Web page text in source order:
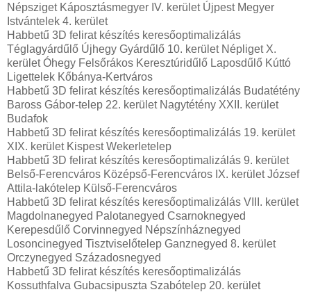
Népsziget Káposztásmegyer IV. kerület Újpest Megyer
Istvántelek 4. kerület
Habbetű 3D felirat készítés keresőoptimalizálás
Téglagyárdűlő Újhegy Gyárdűlő 10. kerület Népliget X.
kerület Óhegy Felsőrákos Keresztúridűlő Laposdűlő Kúttó
Ligettelek Kőbánya-Kertváros
Habbetű 3D felirat készítés keresőoptimalizálás Budatétény
Baross Gábor-telep 22. kerület Nagytétény XXII. kerület
Budafok
Habbetű 3D felirat készítés keresőoptimalizálás 19. kerület
XIX. kerület Kispest Wekerletelep
Habbetű 3D felirat készítés keresőoptimalizálás 9. kerület
Belső-Ferencváros Középső-Ferencváros IX. kerület József
Attila-lakótelep Külső-Ferencváros
Habbetű 3D felirat készítés keresőoptimalizálás VIII. kerület
Magdolnanegyed Palotanegyed Csarnoknegyed
Kerepesdűlő Corvinnegyed Népszínháznegyed
Losoncinegyed Tisztviselőtelep Ganznegyed 8. kerület
Orczynegyed Századosnegyed
Habbetű 3D felirat készítés keresőoptimalizálás
Kossuthfalva Gubacsipuszta Szabótelep 20. kerület